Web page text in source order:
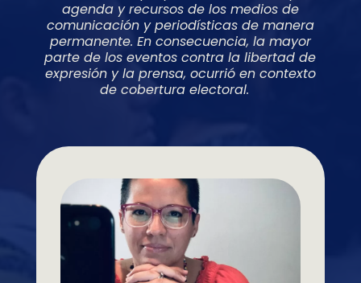
agenda y recursos de los medios de
comunicación y periodísticas de manera
permanente. En consecuencia, la mayor
parte de los eventos contra la libertad de
expresión y la prensa, ocurrió en contexto
de cobertura electoral.